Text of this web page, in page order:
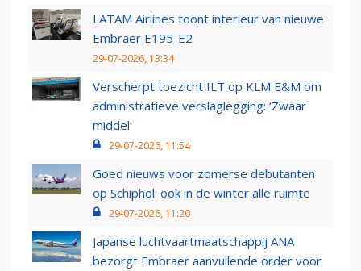
LATAM Airlines toont interieur van nieuwe
Embraer E195-E2
29-07-2026, 13:34
Verscherpt toezicht ILT op KLM E&M om
administratieve verslaglegging: ‘Zwaar
middel’
29-07-2026, 11:54
Goed nieuws voor zomerse debutanten
op Schiphol: ook in de winter alle ruimte
29-07-2026, 11:20
Japanse luchtvaartmaatschappij ANA
bezorgt Embraer aanvullende order voor